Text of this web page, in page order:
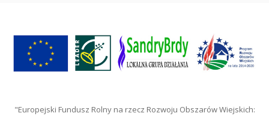
"Europejski Fundusz Rolny na rzecz Rozwoju Obszarów Wiejskich: